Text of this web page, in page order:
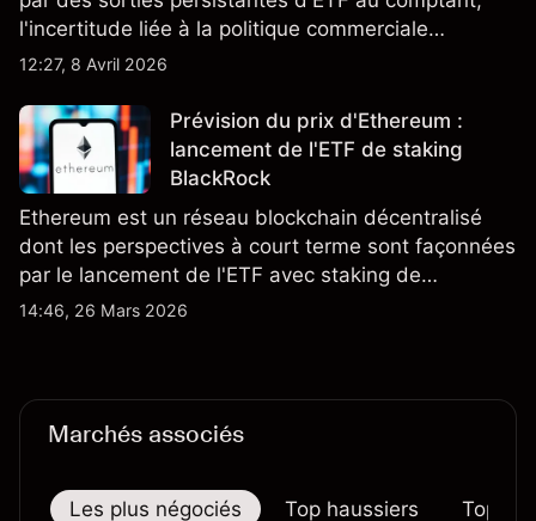
l'incertitude liée à la politique commerciale
américaine et les données macroéconomiques
constituent pas un indicateur fiable des résultats
futurs.
12:27, 8 Avril 2026
Prévision du prix d'Ethereum :
lancement de l'ETF de staking
BlackRock
Ethereum est un réseau blockchain décentralisé
dont les perspectives à court terme sont façonnées
par le lancement de l'ETF avec staking de
BlackRock et les anticipations de taux d'intérêt
14:46, 26 Mars 2026
Marchés associés
Les plus négociés Top haussiers Top